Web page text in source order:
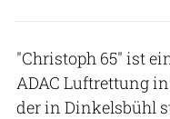
"Christoph 65" ist
ADAC Luftrettung
der in Dinkelsbühl